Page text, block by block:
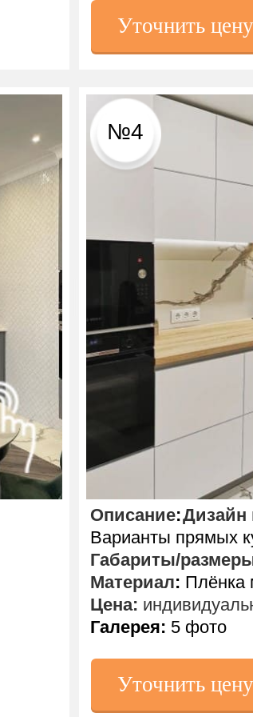
№4
Описание:
Варианты прямых
Габариты/
Материал: Плёнка
Цена:
Галерея: 5 фото
Уточнить цену
Уточнить цену
Дизайн